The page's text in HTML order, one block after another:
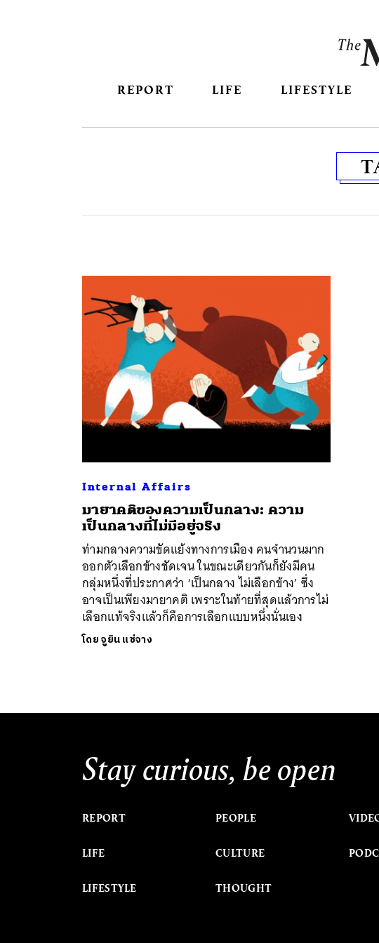
REPORT LIFE LIFESTYLE
Internal Affairs
มายาคติของความเป็นกลาง: ความ
เป็นกลางที่ไม่มีอยู่จริง
ท่ามกลางความขัดแย้งทางการเมือง คนจำนวนมาก
ออกตัวเลือกข้างชัดเจน ในขณะเดียวกันก็ยังมีคน
กลุ่มหนึ่งที่ประกาศว่า ‘เป็นกลาง ไม่เลือกข้าง’ ซึ่ง
อาจเป็นเพียงมายาคติ เพราะในท้ายที่สุดแล้วการไม่
เลือกแท้จริงแล้วก็คือการเลือกแบบหนึ่งนั่นเอง
โดยจูยิน แซ่จาง
Stay curious, be open
REPORT
LIFE
LIFESTYLE
PEOPLE
CULTURE
THOUGHT